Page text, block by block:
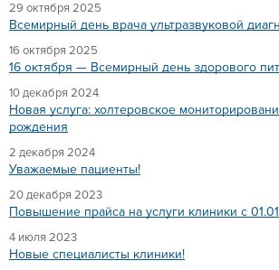
29 октября 2025
Всемирный день врача ультразвуковой
16 октября 2025
16 октября — Всемирный день здорового
10 декабря 2024
Новая услуга: холтеровское
рождения
2 декабря 2024
Уважаемые пациенты!
20 декабря 2023
Повышение прайса на услуги клиники с
4 июля 2023
Новые специалисты клиники!